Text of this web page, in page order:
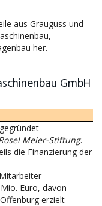
aus Grauguss und
her.
GmbH
Meier-Stiftung.
die Finanzierung der
Euro, davon
erzielt